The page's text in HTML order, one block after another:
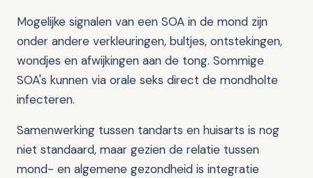
Mogelijke signalen van een SOA in de mond zijn
onder andere verkleuringen, bultjes, ontstekingen,
wondjes en afwijkingen aan de tong. Sommige
SOA's kunnen via orale seks direct de mondholte
infecteren.
Samenwerking tussen tandarts en huisarts is nog
niet standaard, maar gezien de relatie tussen
mond- en algemene gezondheid is integratie